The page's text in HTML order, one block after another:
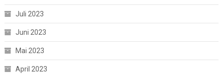
Juli 2023
Juni 2023
Mai 2023
April 2023